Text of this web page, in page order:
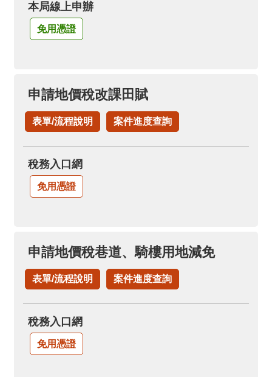
本局線上申辦
免用憑證
申請地價稅改課田賦
表單/流程說明 案件進度查詢
稅務入口網
免用憑證
申請地價稅巷道、騎樓用地減免
表單/流程說明 案件進度查詢
稅務入口網
免用憑證